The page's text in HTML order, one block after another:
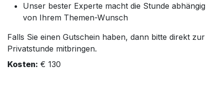
Unser bester Experte macht die Stunde abhängig
von Ihrem Themen-Wunsch
Falls Sie einen Gutschein haben, dann bitte direkt zur
Privatstunde mitbringen.
Kosten: € 130